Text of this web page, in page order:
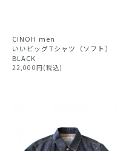
CINOH men
いいビッグTシャツ（ソフト）
BLACK
22,000円(税込)